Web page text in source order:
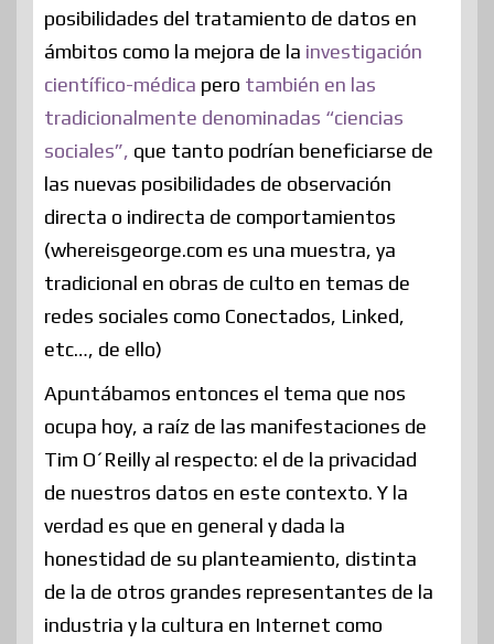
posibilidades del tratamiento de datos en
ámbitos como la mejora de la investigación
científico-médica pero también en las
tradicionalmente denominadas “ciencias
sociales”, que tanto podrían beneficiarse de
las nuevas posibilidades de observación
directa o indirecta de comportamientos
(whereisgeorge.com es una muestra, ya
tradicional en obras de culto en temas de
redes sociales como Conectados, Linked,
etc…, de ello)
Apuntábamos entonces el tema que nos
ocupa hoy, a raíz de las manifestaciones de
Tim O´Reilly al respecto: el de la privacidad
de nuestros datos en este contexto. Y la
verdad es que en general y dada la
honestidad de su planteamiento, distinta
de la de otros grandes representantes de la
industria y la cultura en Internet como